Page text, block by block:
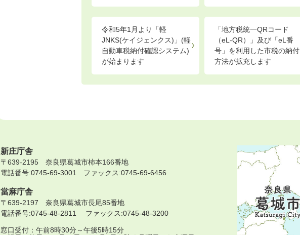
令和5年1月より「軽
JNKS(ケイジェンクス)」(軽
自動車税納付確認システム)
が始まります
「地方税統一QRコード
（eL-QR）」及び「eL番
号」を利用した市税の納付
方法が拡充します
新庄庁舎
〒639-2195 奈良県葛城市柿本166番地
電話番号:0745-69-3001 ファックス:0745-69-6456
當麻庁舎
〒639-2197 奈良県葛城市長尾85番地
電話番号:0745-48-2811 ファックス:0745-48-3200
窓口受付：午前8時30分～午後5時15分